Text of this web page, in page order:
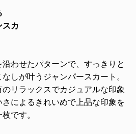
スカ
わせたパターンで、すっきりと
しが叶うジャンパースカート。
リラックスでカジュアルな印象
によるきれいめで上品な印象を
です。